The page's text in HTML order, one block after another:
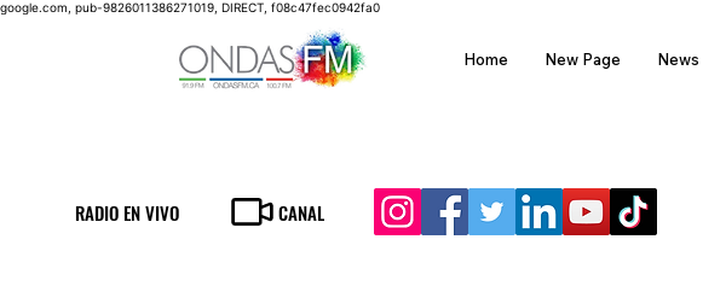
google.com, pub-9826011386271019, DIRECT, f08c47fec0942fa0
Home New Page News
RADIO EN VIVO CANAL